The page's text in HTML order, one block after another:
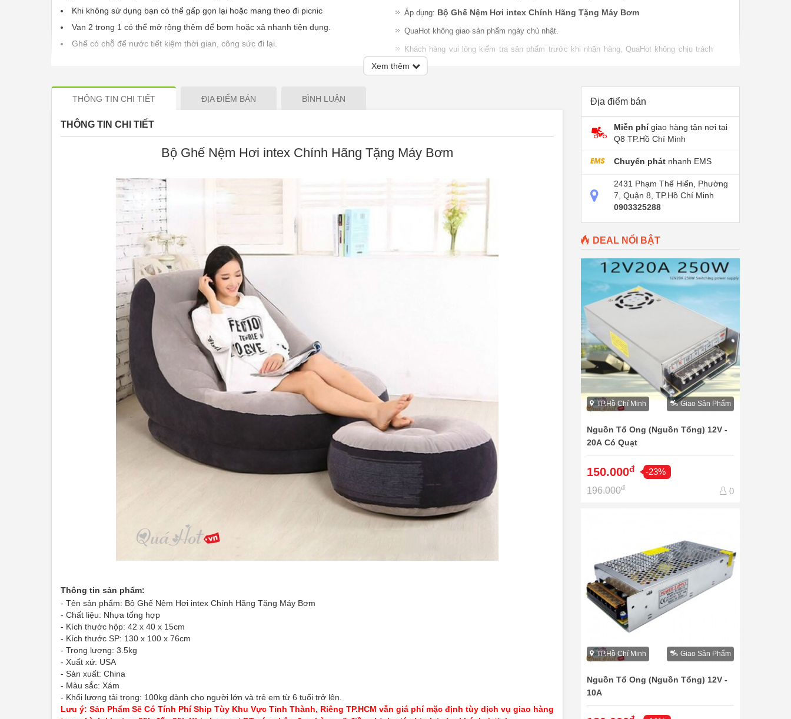
Khi không sử dụng bạn có thể gấp gọn lại hoặc mang theo đi picnic
Van 2 trong 1 có thể mở rộng thêm để bơm hoặc xả nhanh tiện dụng.
Ghế có chỗ để nước tiết kiệm thời gian, công sức đi lại.
Tặng kèm bơm điện tiện dụng giúp bơm ghế nhanh chóng hơn, ngoài ra có thể
Khối lượng tải trọng: 100kg. Dành cho người lớn và bé từ 6 tuổi trở lên.
Kích thước: 99 x 130 x 76/64 x 28cm.
Xuất xứ: Trung Quốc. Màu sắc: Màu xám.
Áp dụng: Bộ Ghế Nệm Hơi intex Chính Hãng Tặng Máy Bơm
QuaHot không giao sản phẩm ngày chủ nhật.
Khách hàng vui lòng kiểm tra sản phẩm trước khi nhận hàng, QuaHot không chịu trách
nhiệm đổi trả sản phẩm sau khi giao hàng.
Xem thêm
THÔNG TIN CHI TIẾT ĐỊA ĐIỂM BÁN BÌNH LUẬN
THÔNG TIN CHI TIẾT
Bộ Ghế Nệm Hơi intex Chính Hãng Tặng Máy Bơm
Thông tin sản phẩm:
- Tên sản phẩm: Bộ Ghế Nệm Hơi intex Chính Hãng Tặng Máy Bơm
- Chất liệu: Nhựa tổng hợp
- Kích thước hộp: 42 x 40 x 15cm
- Kích thước SP: 130 x 100 x 76cm
- Trọng lượng: 3.5kg
- Xuất xứ: USA
- Sản xuất: China
- Màu sắc: Xám
- Khối lượng tải trọng: 100kg dành cho người lớn và trẻ em từ 6 tuổi trở lên.
Lưu ý: Sản Phẩm Sẽ Có Tính Phí Ship Tùy Khu Vực Tỉnh Thành, Riêng TP.HCM vẫn giá phí mặc định tùy dịch vụ giao hàng
Địa điểm bán
Miễn phígiao hàng tận nơi tại
Q8 TP.Hồ Chí Minh
Chuyển phát nhanh EMS
2431 Phạm Thế Hiển, Phường
7, Quận 8, TP.Hồ Chí Minh
0903325288
DEAL NỔI BẬT
TP.Hồ Chí Minh Giao Sản Phẩm
Nguồn Tổ Ong (Nguồn Tổng) 12V -
20A Có Quạt
150.000đ
-23%
196.000đ 0
TP.Hồ Chí Minh Giao Sản Phẩm
Nguồn Tổ Ong (Nguồn Tổng) 12V -
10A